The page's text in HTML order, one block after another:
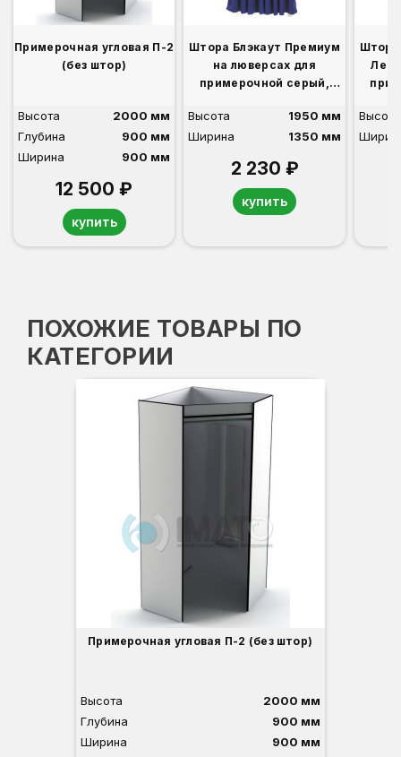
Примерочная угловая П-2
(без штор)
Высота
2000 мм
Глубина
900 мм
Ширина
900 мм
12 500 ₽
купить
Штора Блэкаут Премиум
на люверсах для
примерочной серый,
розовый, фиолетовый
Высота
1950 мм
Ширина
1350 мм
2 230 ₽
купить
Штора
Лен
Высота
ПОХОЖИЕ ТОВАРЫ ПО
КАТЕГОРИИ
Примерочная угловая П-2 (без штор)
Высота
2000 мм
Глубина
900 мм
Ширина
900 мм